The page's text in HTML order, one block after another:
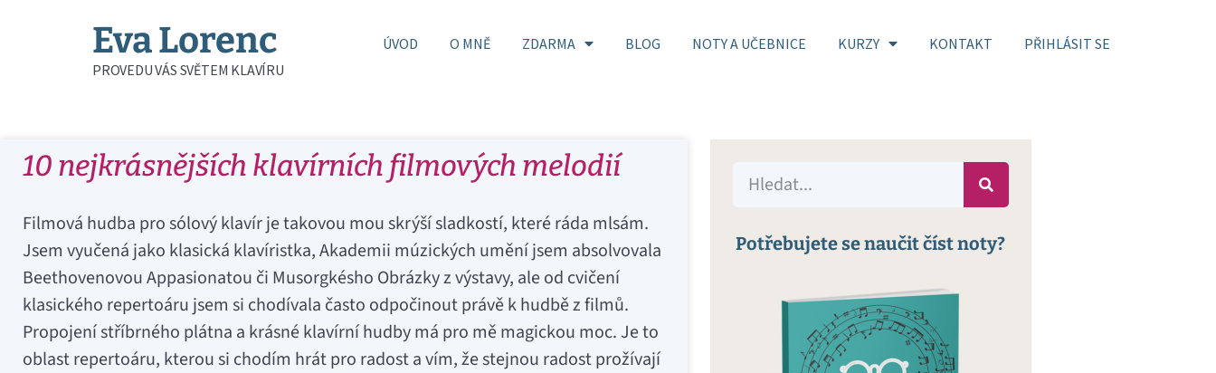
Eva Lorenc
PROVEDU VÁS SVĚTEM KLAVÍRU
ÚVOD O MNĚ ZDARMA BLOG NOTY A UČEBNICE KURZY KONTAKT PŘIHLÁSIT SE
10 nejkrásnějších klavírních filmových melodií
Filmová hudba pro sólový klavír je takovou mou skrýší sladkostí, které ráda mlsám.
Jsem vyučená jako klasická klavíristka, Akademii múzických umění jsem absolvovala
Beethovenovou Appasionatou či Musorgkésho Obrázky z výstavy, ale od cvičení
klasického repertoáru jsem si chodívala často odpočinout právě k hudbě z filmů.
Propojení stříbrného plátna a krásné klavírní hudby má pro mě magickou moc. Je to
oblast repertoáru, kterou si chodím hrát pro radost a vím, že stejnou radost prožívají
Potřebujete se naučit číst noty?